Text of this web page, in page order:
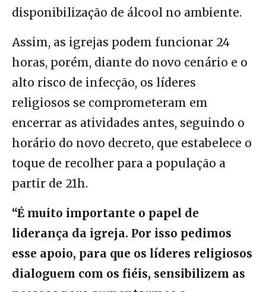
disponibilização de álcool no ambiente.
Assim, as igrejas podem funcionar 24
horas, porém, diante do novo cenário e o
alto risco de infecção, os líderes
religiosos se comprometeram em
encerrar as atividades antes, seguindo o
horário do novo decreto, que estabelece o
toque de recolher para a população a
partir de 21h.
“É muito importante o papel de
liderança da igreja. Por isso pedimos
esse apoio, para que os líderes religiosos
dialoguem com os fiéis, sensibilizem as